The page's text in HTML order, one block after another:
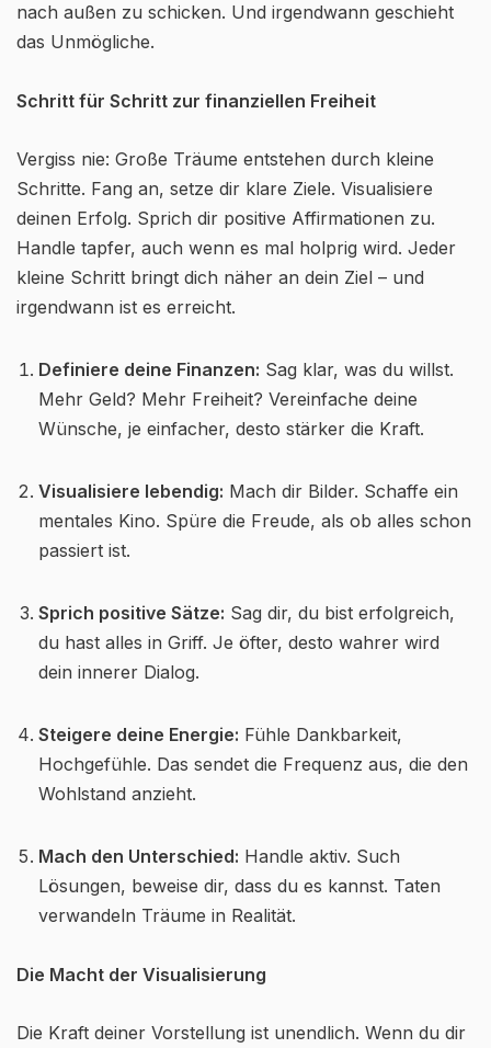
nach außen zu schicken. Und irgendwann geschieht
das Unmögliche.
Schritt für Schritt zur finanziellen Freiheit
Vergiss nie: Große Träume entstehen durch kleine
Schritte. Fang an, setze dir klare Ziele. Visualisiere
deinen Erfolg. Sprich dir positive Affirmationen zu.
Handle tapfer, auch wenn es mal holprig wird. Jeder
kleine Schritt bringt dich näher an dein Ziel – und
irgendwann ist es erreicht.
Definiere deine Finanzen: Sag klar, was du willst.
Mehr Geld? Mehr Freiheit? Vereinfache deine
Wünsche, je einfacher, desto stärker die Kraft.
Visualisiere lebendig: Mach dir Bilder. Schaffe ein
mentales Kino. Spüre die Freude, als ob alles schon
passiert ist.
Sprich positive Sätze: Sag dir, du bist erfolgreich,
du hast alles in Griff. Je öfter, desto wahrer wird
dein innerer Dialog.
Steigere deine Energie: Fühle Dankbarkeit,
Hochgefühle. Das sendet die Frequenz aus, die den
Wohlstand anzieht.
Mach den Unterschied: Handle aktiv. Such
Lösungen, beweise dir, dass du es kannst. Taten
verwandeln Träume in Realität.
Die Macht der Visualisierung
Die Kraft deiner Vorstellung ist unendlich. Wenn du dir